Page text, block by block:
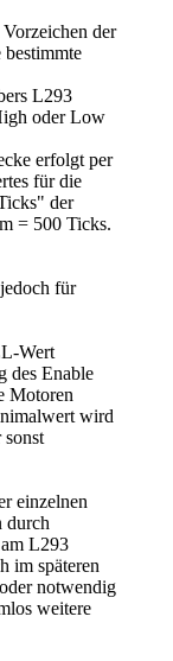
der
L293
oder Low
erfolgt per
für die
der
= 500 Ticks.
für
Wert
des Enable
Motoren
wird
sonst
einzelnen
durch
L293
im späteren
notwendig
weitere